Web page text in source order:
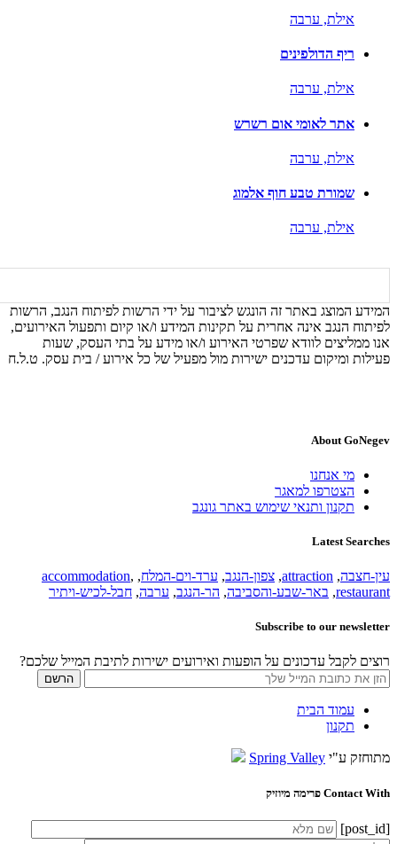
אילת, ערבה
ריף הדולפינים
אילת, ערבה
אתר לאומי אום רשרש
אילת, ערבה
שמורת טבע חוף אלמוג
אילת, ערבה
המידע המוצג באתר זה הונגש לציבור על ידי הרשות לפיתוח הנגב, הרשות
לפיתוח הנגב אינה אחרית על תקינות המידע ו/או קיום ותפעול האירועים,
אנו ממליצים לוודא שפרטי האירוע ו/או מידע על בתי העסק, שעות
פעילות ומיקום עדכנים ישירות מול מפעיל של כל אירוע / בית עסק. ט.ל.ח
About GoNegev
מי אנחנו
הצטרפו למאגר
תקנון ותנאי שימוש באתר גונגב
Latest Searches
עין-חצבה,
attraction
, צפון-הנגב, ערד-וים-המלח,
accommodation,
restaurant
, באר-שבע-והסביבה, הר-הנגב, ערבה, חבל-לכיש-ויתיר
Subscribe to our newsletter
רוצים לקבל עדכונים על הופעות ואירועים ישירות לתיבת המייל שלכם?
עמוד הבית
תקנון
מתוחזק ע"י Spring Valley
Contact With פרימה מיוזיק
[post_id]